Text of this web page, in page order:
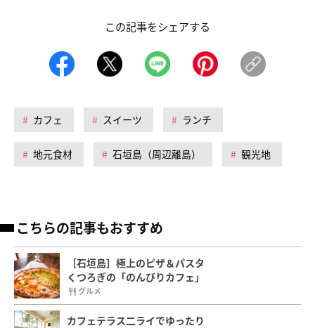
この記事をシェアする
カフェ スイーツ ランチ
地元食材 石垣島（周辺離島） 観光地
こちらの記事もおすすめ
［石垣島］極上のピザ＆パスタ
くつろぎの「のんびりカフェ」
グルメ
カフェテラス二ライでゆったり